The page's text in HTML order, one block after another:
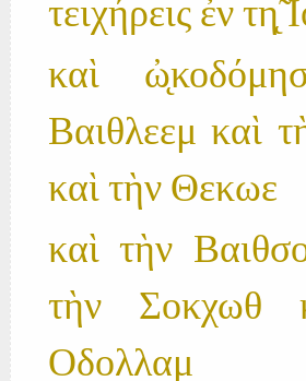
τειχήρεις ἐν τη̨̃
καὶ
Βαιθλεεμ καὶ
καὶ τὴν Θεκωε
καὶ τὴν
τὴν Σοκχωθ
Οδολλαμ